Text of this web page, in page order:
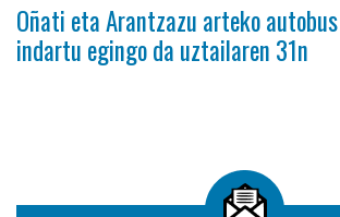
Oñati eta Arantzazu arteko
indartu egingo da uztailaren 31n